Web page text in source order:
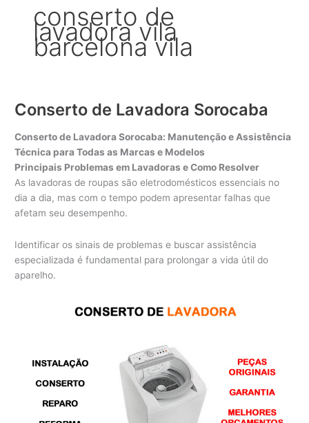
conserto de
lavadora vila
barcelona vila
Conserto de Lavadora Sorocaba
Conserto de Lavadora Sorocaba: Manutenção e Assistência
Técnica para Todas as Marcas e Modelos
Principais Problemas em Lavadoras e Como Resolver
As lavadoras de roupas são eletrodomésticos essenciais no
dia a dia, mas com o tempo podem apresentar falhas que
afetam seu desempenho.
Identificar os sinais de problemas e buscar assistência
especializada é fundamental para prolongar a vida útil do
aparelho.